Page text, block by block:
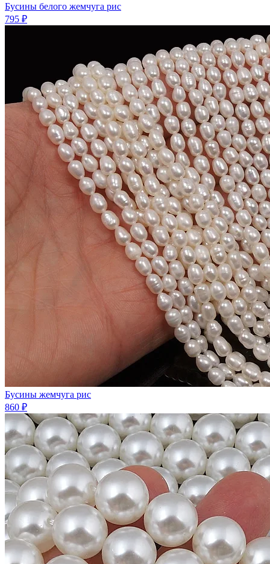
Бусины белого жемчyгa рис
795 ₽
Бусины жемчyгa рис
860 ₽